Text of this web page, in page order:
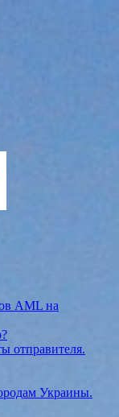
AML на
отправителя.
Украины.